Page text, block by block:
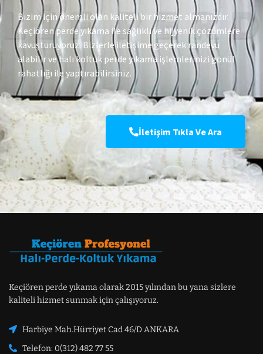
Bizim için önemli olan kaliteli bir hizmet almanızdır.
Keçiören perde yıkama ile sağlıklı ve hijyenik çözümlere
kavuşturuyoruz. Bizlerle iletişime geçerek randevu
alabilir ve halı koltuk perde yıkama işlemlerinizi gönül
rahatlığı ile yaptırabilirsiniz.
İletişim Tıkla Ve Ara
Keçiören perde yıkama olarak 2015 yılından bu yana sizlere
kaliteli hizmet sunmak için çalışıyoruz.
Harbiye Mah.Hürriyet Cad 46/D ANKARA
Telefon: 0(312) 482 77 55